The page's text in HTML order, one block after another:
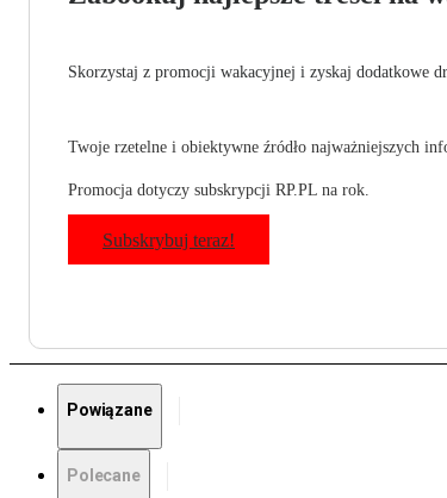
Skorzystaj z promocji wakacyjnej i zyskaj dodatkowe
Twoje rzetelne i obiektywne źródło najważniejszych
Promocja dotyczy subskrypcji RP.PL na rok.
Subskrybuj teraz!
Powiązane
Polecane